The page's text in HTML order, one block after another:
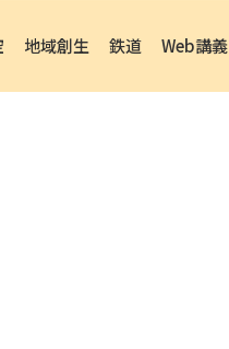
地域創生 鉄道 Web講義